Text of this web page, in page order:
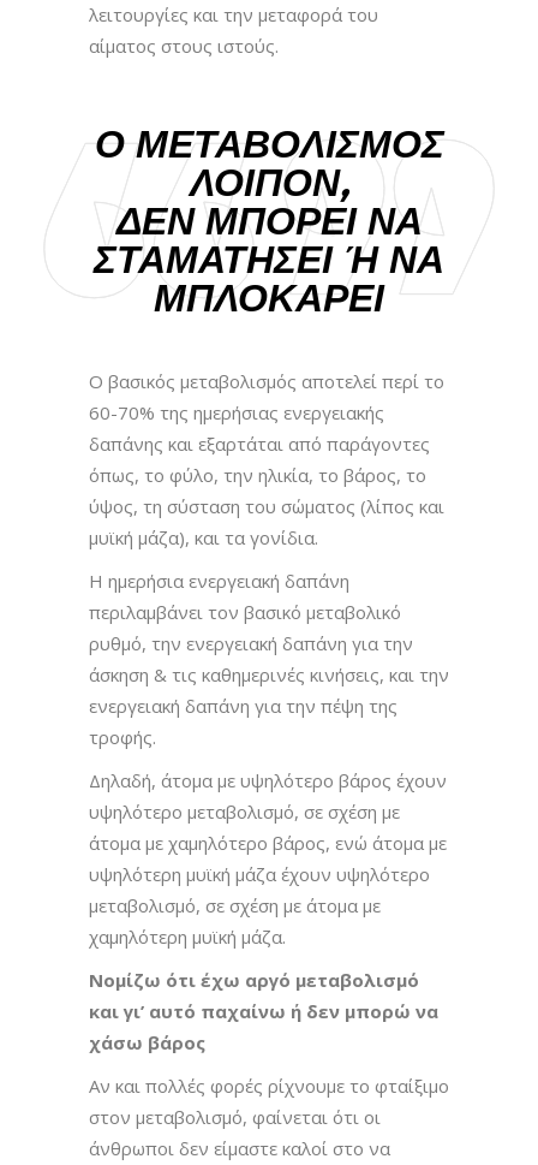
λειτουργίες και την μεταφορά του
αίματος στους ιστούς.
Ο ΜΕΤΑΒΟΛΙΣΜΟΣ
ΛΟΙΠΟΝ,
ΔΕΝ ΜΠΟΡΕΙ ΝΑ
ΣΤΑΜΑΤΗΣΕΙ Ή ΝΑ Μ
ΠΛΟΚΑΡΕΙ
Ο βασικός μεταβολισμός αποτελεί περί το
60-70% της ημερήσιας ενεργειακής
δαπάνης και εξαρτάται από παράγοντες
όπως, το φύλο, την ηλικία, το βάρος, το
ύψος, τη σύσταση του σώματος (λίπος και
μυϊκή μάζα), και τα γονίδια.
Η ημερήσια ενεργειακή δαπάνη
περιλαμβάνει τον βασικό μεταβολικό
ρυθμό, την ενεργειακή δαπάνη για την
άσκηση & τις καθημερινές κινήσεις, και την
ενεργειακή δαπάνη για την πέψη της
τροφής.
Δηλαδή, άτομα με υψηλότερο βάρος έχουν
υψηλότερο μεταβολισμό, σε σχέση με
άτομα με χαμηλότερο βάρος, ενώ άτομα με
υψηλότερη μυϊκή μάζα έχουν υψηλότερο
μεταβολισμό, σε σχέση με άτομα με
χαμηλότερη μυϊκή μάζα.
Νομίζω ότι έχω αργό μεταβολισμό
και γι’ αυτό παχαίνω ή δεν μπορώ να
χάσω βάρος
Αν και πολλές φορές ρίχνουμε το φταίξιμο
στον μεταβολισμό, φαίνεται ότι οι
άνθρωποι δεν είμαστε καλοί στο να